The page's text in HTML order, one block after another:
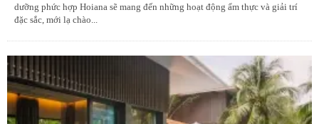
dưỡng phức hợp Hoiana sẽ mang đến những hoạt động ẩm thực và giải trí
đặc sắc, mới lạ chào